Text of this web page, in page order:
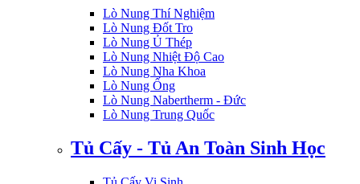
Lò Nung Thí Nghiệm
Lò Nung Đốt Tro
Lò Nung Ủ Thép
Lò Nung Nhiệt Độ Cao
Lò Nung Nha Khoa
Lò Nung Ống
Lò Nung Nabertherm - Đức
Lò Nung Trung Quốc
Tủ Cấy - Tủ An Toàn Sinh Học